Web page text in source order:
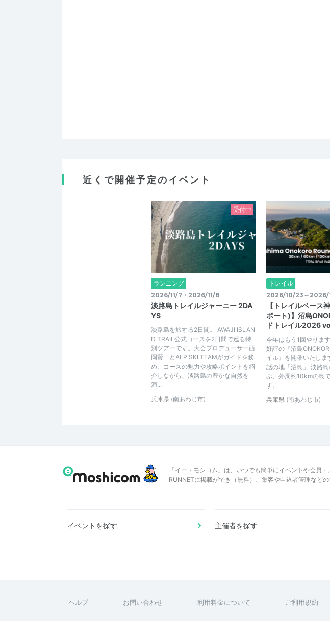
近くで開催予定のイベント
受付中
ランニング
2026/11/7・2026/11/8
淡路島トレイルジャーニー 2DA
YS
淡路島を旅する2日間。 AWAJI ISLAN
D TRAIL公式コースを2日間で巡る特
別ツアーです。大会プロデューサー西
岡賢一とALP SKI TEAMがガイドを務
め、コースの魅力や攻略ポイントを紹
介しながら、淡路島の豊かな自然を
満...
兵庫県 (南あわじ市)
トレイル
2026/10/23～2026/
【トレイルベース
ポート)】沼島
ドトレイル2026
今年はもう1回やりま
好評の『沼島
イル』を開催いたしま
話の地「沼島」 淡路
ぶ、外周約10kmの島
す。
兵庫県 (南あわじ市)
「イー・モシコム」は、いつでも簡単にイベントや会員
RUNNETに掲載ができ（無料）、集客や申込者管理など
イベントを探す 主催者を探す
ヘルプ お問い合わせ 利用料金について ご利用規約